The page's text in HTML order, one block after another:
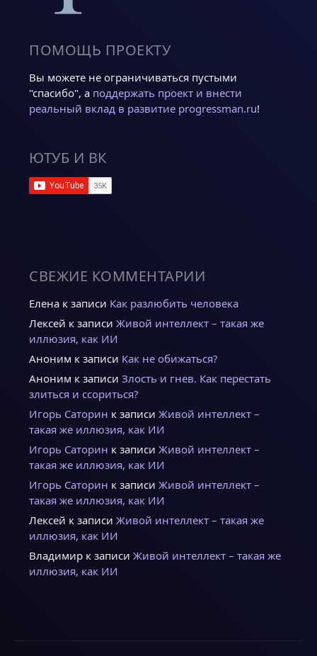
ПОМОЩЬ ПРОЕКТУ
Вы можете не ограничиваться пустыми
"спасибо", а поддержать проект и внести
реальный вклад в развитие progressman.ru!
ЮТУБ И ВК
СВЕЖИЕ КОММЕНТАРИИ
Елена к записи Как разлюбить человека
Лексей к записи Живой интеллект – такая же
иллюзия, как ИИ
Аноним к записи Как не обижаться?
Аноним к записи Злость и гнев. Как перестать
злиться и ссориться?
Игорь Саторин к записи Живой интеллект –
такая же иллюзия, как ИИ
Игорь Саторин к записи Живой интеллект –
такая же иллюзия, как ИИ
Игорь Саторин к записи Живой интеллект –
такая же иллюзия, как ИИ
Лексей к записи Живой интеллект – такая же
иллюзия, как ИИ
Владимир к записи Живой интеллект – такая же
иллюзия, как ИИ